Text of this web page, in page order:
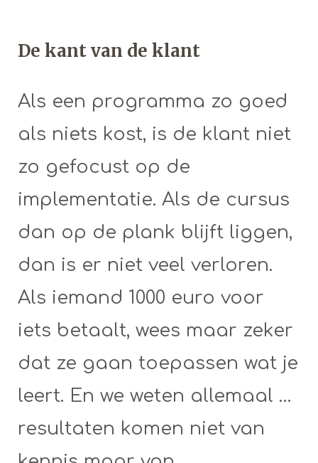
De kant van de klant
Als een programma zo goed
als niets kost, is de klant niet
zo gefocust op de
implementatie. Als de cursus
dan op de plank blijft liggen,
dan is er niet veel verloren.
Als iemand 1000 euro voor
iets betaalt, wees maar zeker
dat ze gaan toepassen wat je
leert. En we weten allemaal …
resultaten komen niet van